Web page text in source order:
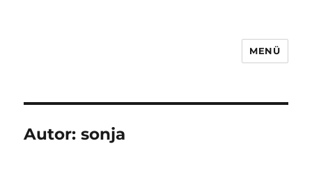
MENÜ
Autor:sonja